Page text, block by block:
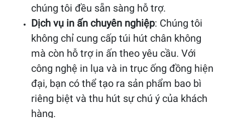
chúng tôi đều sẵn sàng hỗ trợ.
Dịch vụ in ấn chuyên nghiệp: Chúng tôi
không chỉ cung cấp túi hút chân không
mà còn hỗ trợ in ấn theo yêu cầu. Với
công nghệ in lụa và in trục ống đồng hiện
đại, bạn có thể tạo ra sản phẩm bao bì
riêng biệt và thu hút sự chú ý của khách
hàng.